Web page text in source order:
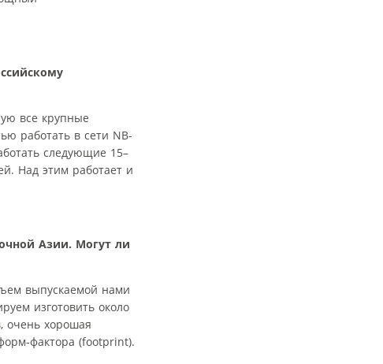
все крупные
работать в сети NB-
следующие 15–
Над этим работает и
Азии. Могут ли
выпускаемой нами
изготовить около
очень хорошая
фактора (footprint).